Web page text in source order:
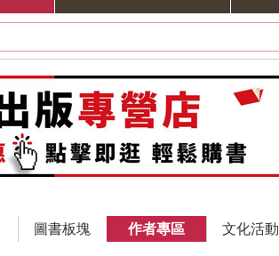
圖書板塊 作者專區 文化活動